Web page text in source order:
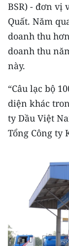
Media Du lịch
Media Thế giới
Media Thể
Media Y tế
Media Khoa
Infographic
TIN ĐỊA
BSR) - đơn vị
Quất. Năm
doanh thu
doanh thu
này.
“Câu lạc bộ
diện khác
ty Dầu Việt
Tổng Công ty